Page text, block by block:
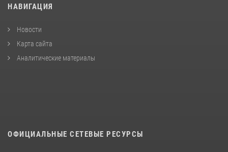
НАВИГАЦИЯ
Новости
Карта сайта
Аналитические материалы
ОФИЦИАЛЬНЫЕ СЕТЕВЫЕ РЕСУРСЫ